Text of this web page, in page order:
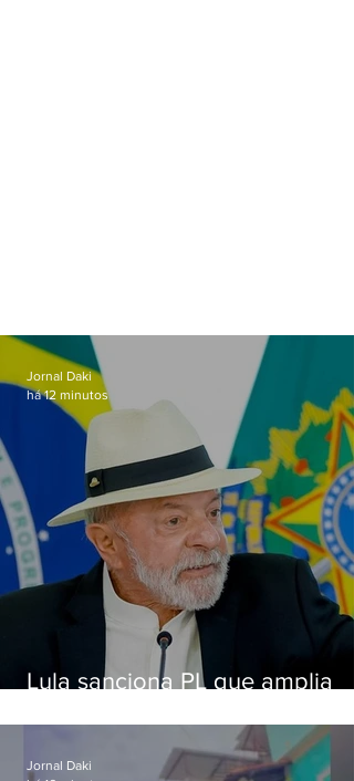
Lula sanciona PL que amplia
crianças
Jornal Daki
há 12 minutos
Jornal Daki